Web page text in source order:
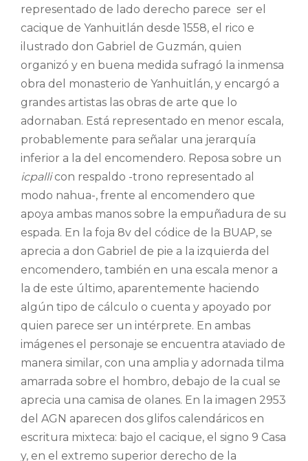
representado de lado derecho parece ser el
cacique de Yanhuitlán desde 1558, el rico e
ilustrado don Gabriel de Guzmán, quien
organizó y en buena medida sufragó la inmensa
obra del monasterio de Yanhuitlán, y encargó a
grandes artistas las obras de arte que lo
adornaban. Está representado en menor escala,
probablemente para señalar una jerarquía
inferior a la del encomendero. Reposa sobre un
icpallicon respaldo -trono representado al
modo nahua-, frente al encomendero que
apoya ambas manos sobre la empuñadura de su
espada. En la foja 8v del códice de la BUAP, se
aprecia a don Gabriel de pie a la izquierda del
encomendero, también en una escala menor a
la de este último, aparentemente haciendo
algún tipo de cálculo o cuenta y apoyado por
quien parece ser un intérprete. En ambas
imágenes el personaje se encuentra ataviado de
manera similar, con una amplia y adornada tilma
amarrada sobre el hombro, debajo de la cual se
aprecia una camisa de olanes. En la imagen 2953
del AGN aparecen dos glifos calendáricos en
escritura mixteca: bajo el cacique, el signo 9 Casa
y, en el extremo superior derecho de la